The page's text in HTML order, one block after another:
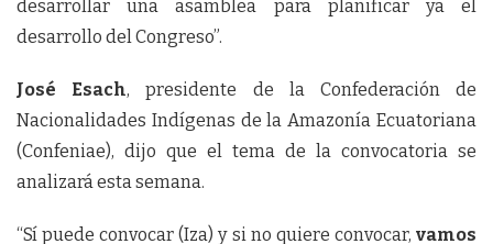
desarrollar una asamblea para planificar ya el
desarrollo del Congreso”.
José Esach, presidente de la Confederación de
Nacionalidades Indígenas de la Amazonía Ecuatoriana
(Confeniae), dijo que el tema de la convocatoria se
analizará esta semana.
“Sí puede convocar (Iza) y si no quiere convocar, vamos